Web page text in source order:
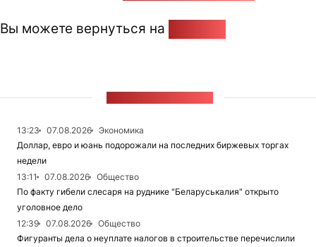
Вы можете вернуться на
13:23 07.08.2026
Экономика
Доллар, евро и юань подорожали на последних биржевых торгах
недели
13:11
07.08.2026
Общество
По факту гибели слесаря на руднике "Беларуськалия" открыто
уголовное дело
12:39
07.08.2026
Общество
Фигуранты дела о неуплате налогов в строительстве перечислили